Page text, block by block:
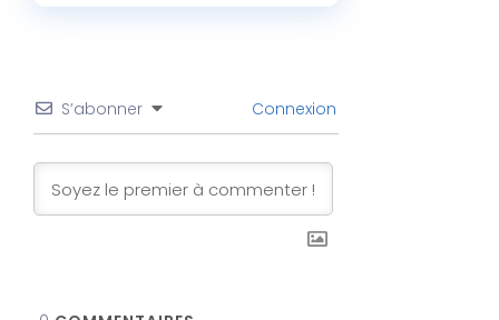
S’abonner Connexion